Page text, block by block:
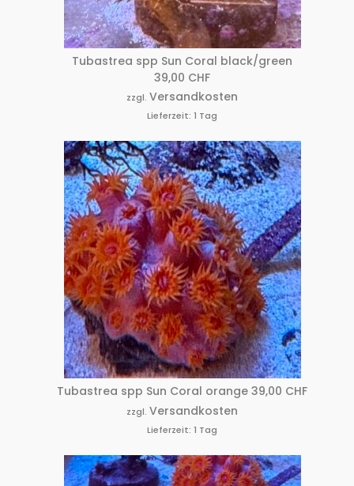
Tubastrea spp Sun Coral black/green
39,00 CHF
zzgl.Versandkosten
Lieferzeit:1 Tag
Tubastrea spp Sun Coral orange 39,00 CHF
zzgl.Versandkosten
Lieferzeit:1 Tag